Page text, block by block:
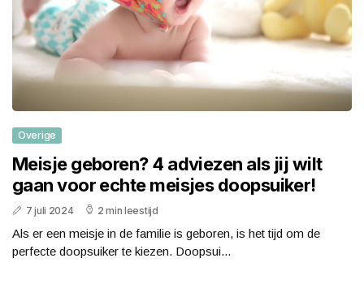
Overige
Meisje geboren? 4 adviezen als jij wilt
gaan voor echte meisjes doopsuiker!
7 juli 2024 2 min leestijd
Als er een meisje in de familie is geboren, is het tijd om de
perfecte doopsuiker te kiezen. Doopsui...